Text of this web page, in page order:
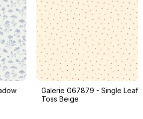
Galerie G67879 - Single Leaf
Toss Beige